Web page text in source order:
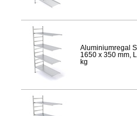
Aluminiumregal
1650 x 350 mm,
kg